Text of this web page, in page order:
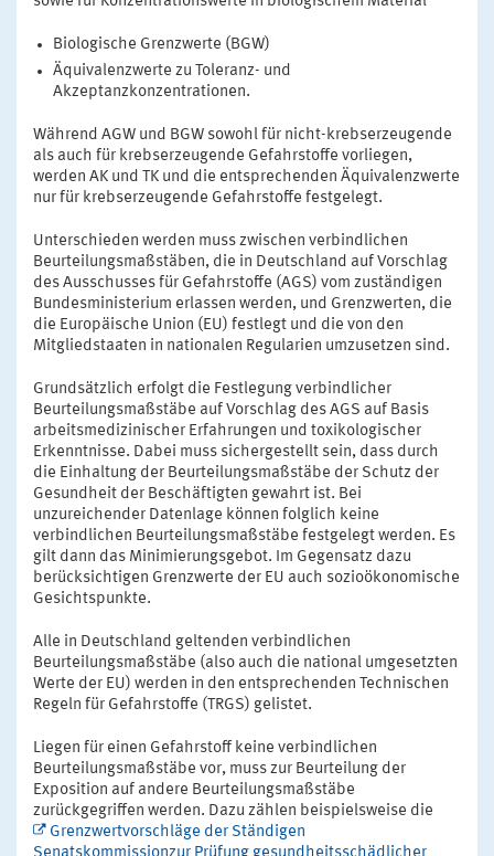
Biologische Grenzwerte (BGW)
Äquivalenzwerte zu Toleranz- und
Akzeptanzkonzentrationen.
Während AGW und BGW sowohl für nicht-krebserzeugende
als auch für krebserzeugende Gefahrstoffe vorliegen,
werden AK und TK und die entsprechenden Äquivalenzwerte
nur für krebserzeugende Gefahrstoffe festgelegt.
Unterschieden werden muss zwischen verbindlichen
Beurteilungsmaßstäben, die in Deutschland auf Vorschlag
des Ausschusses für Gefahrstoffe (AGS) vom zuständigen
Bundesministerium erlassen werden, und Grenzwerten, die
die Europäische Union (EU) festlegt und die von den
Mitgliedstaaten in nationalen Regularien umzusetzen sind.
Grundsätzlich erfolgt die Festlegung verbindlicher
Beurteilungsmaßstäbe auf Vorschlag des AGS auf Basis
arbeitsmedizinischer Erfahrungen und toxikologischer
Erkenntnisse. Dabei muss sichergestellt sein, dass durch
die Einhaltung der Beurteilungsmaßstäbe der Schutz der
Gesundheit der Beschäftigten gewahrt ist. Bei
unzureichender Datenlage können folglich keine
verbindlichen Beurteilungsmaßstäbe festgelegt werden. Es
gilt dann das Minimierungsgebot. Im Gegensatz dazu
berücksichtigen Grenzwerte der EU auch sozioökonomische
Gesichtspunkte.
Alle in Deutschland geltenden verbindlichen
Beurteilungsmaßstäbe (also auch die national umgesetzten
Werte der EU) werden in den entsprechenden Technischen
Regeln für Gefahrstoffe (TRGS) gelistet.
Liegen für einen Gefahrstoff keine verbindlichen
Beurteilungsmaßstäbe vor, muss zur Beurteilung der
Exposition auf andere Beurteilungsmaßstäbe
zurückgegriffen werden. Dazu zählen beispielsweise die
Grenzwertvorschläge der Ständigen
Senatskommissionzur Prüfung gesundheitsschädlicher